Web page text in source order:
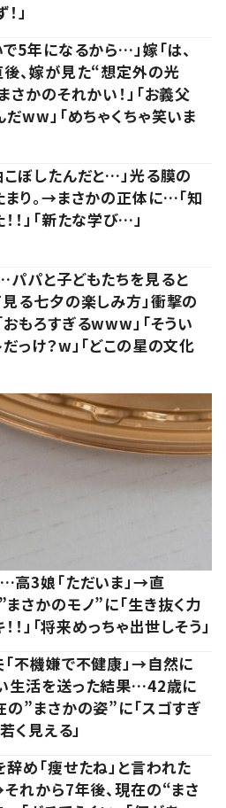
」
5年になるから…」嫁「は、
、嫁が見た“想定外の光
さかのそれかい！」「お義父
ww」「めちゃくちゃ笑いま
こぼしたんだと…」光る膜の
まり。→まさかの正体に…「知
！」「新たな学び…」
パと子どもたちを見ると
る七夕の楽しみ方」衝撃の
もろすぎるwww」「そうい
っけ？w」「どこの星の文化
高3娘「ただいま」→直
さかのモノ”に「生き抜く力
！」「将来めっちゃ出世しそう」
不機嫌で不健康」→自然に
生活を送った結果…42歳に
の”まさかの姿”に「スゴすぎ
く見える」
め「痩せたね」と言われた
れから7年後、現在の“まさ